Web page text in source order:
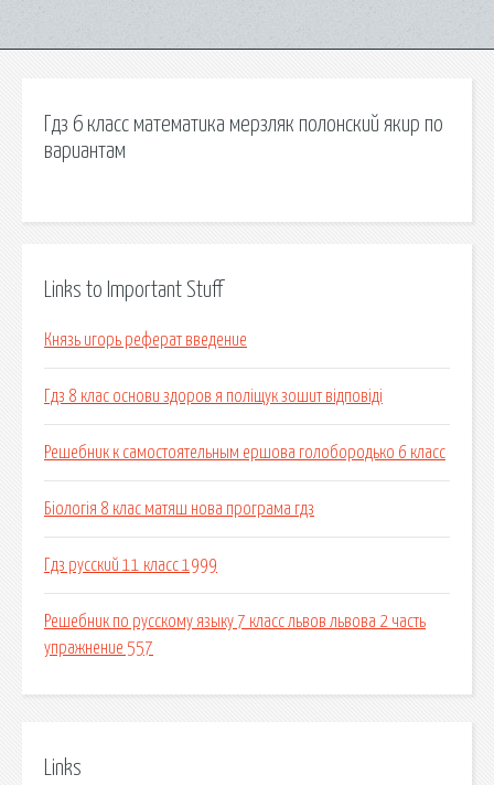
Гдз 6 класс математика мерзляк полонский якир по
вариантам
Links to Important Stuff
Князь игорь реферат введение
Гдз 8 клас основи здоров я поліщук зошит відповіді
Решебник к самостоятельным ершова голобородько 6 класс
Біологія 8 клас матяш нова програма гдз
Гдз русский 11 класс 1999
Решебник по русскому языку 7 класс львов львова 2 часть
упражнение 557
Links